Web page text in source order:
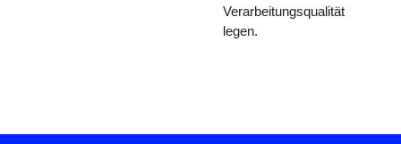
Verarbeitungsqualität
legen.